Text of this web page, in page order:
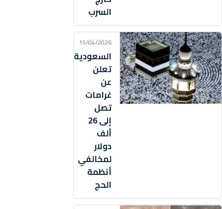
السرب
15/04/2026
السعودية
تعلن
عن
غرامات
تصل
إلى 26
ألف
دولار
لمخالفي
أنظمة
الحج